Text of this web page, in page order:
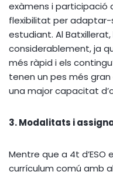
exàmens i participació
flexibilitat per
estudiant. Al
considerablement, ja
més ràpid i els
tenen un pes més
una major capacitat
3. Modalitats i
Mentre que a 4t
currículum comú amb